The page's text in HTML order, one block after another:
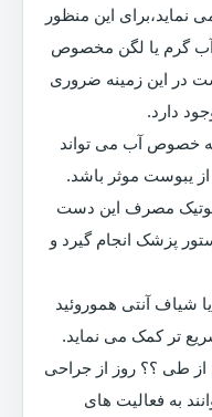
نماید،برای این منظور
آب گرم یا لگن مخصوص
در این زمینه ضروری
دارد.
خصوص آب می تواند
یبوست موثر باشد.
مصرف این دست
پزشک انجام گیرد و
شیاف آنتی هموروئید
تر کمک می نماید.
از طی ؟؟ روز از جراحی
به فعالیت های